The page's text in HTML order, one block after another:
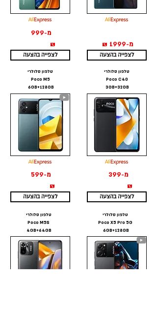
מ-999
₪
לצפייה בהצעה
טלפון סלולרי
Poco M5
6GB+128GB
מ-599
₪
לצפייה בהצעה
טלפון סלולרי
Poco M5S
4GB+64GB
מ-1999 ₪
לצפייה בהצעה
טלפון סלולרי
Poco C40
3GB+32GB
מ-399
₪
לצפייה בהצעה
טלפון סלולרי
Poco X5 Pro 5G
6GB+128GB